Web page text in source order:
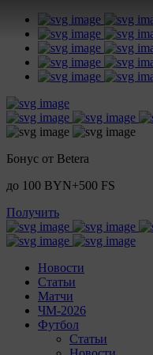
Бонус от Betera
до 100 BYN+500 FS
Получить
Новости
Статьи
Матчи
ЧМ-2026
Футбол
Статьи